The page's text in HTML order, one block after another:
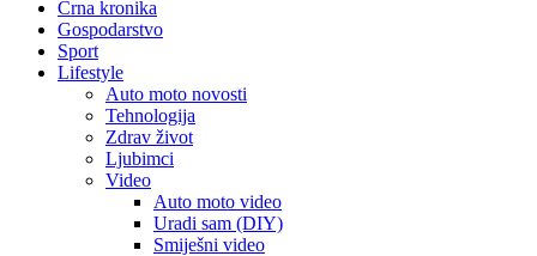
Crna kronika
Gospodarstvo
Sport
Lifestyle
Auto moto novosti
Tehnologija
Zdrav život
Ljubimci
Video
Auto moto video
Uradi sam (DIY)
Smiješni video